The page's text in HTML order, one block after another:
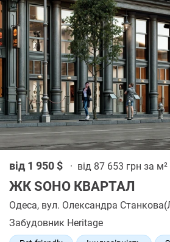
від 1 950 $ · від 87 653 грн за м²
ЖК SOHO КВАРТАЛ
Одеса, вул. Олександра
Забудовник Heritage